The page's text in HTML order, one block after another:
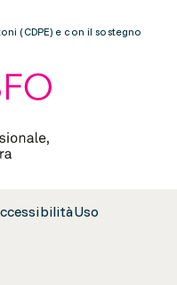
(CDPE) e con il sostegno
Uso